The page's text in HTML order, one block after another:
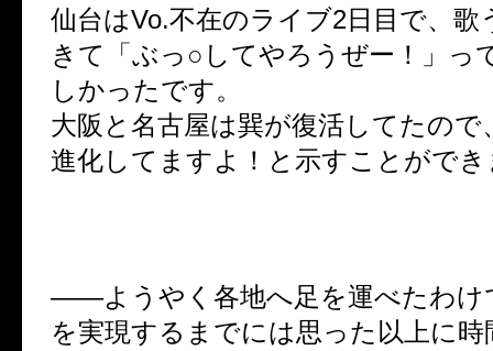
仙台はVo.不在のライブ2日目で、歌
きて「ぶっ○してやろうぜー！」っ
しかったです。
大阪と名古屋は巽が復活してたので
進化してますよ！と示すことがで
――ようやく各地へ足を運べたわけ
を実現するまでには思った以上に